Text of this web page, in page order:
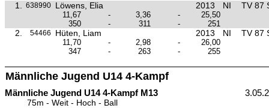
1. 638990 Löwens, Elia 2013 NI TV 87
11,67 - 3,36 -
25,50
350
- 311 - 251
2. 54466 Hüten, Liam 2013 NI TV 87
11,70 - 2,98 -
26,00
347
- 263 - 255
Männliche Jugend U14 4-Kampf
Männliche Jugend U14 4-Kampf M13
75m - Weit - Hoch - Ball